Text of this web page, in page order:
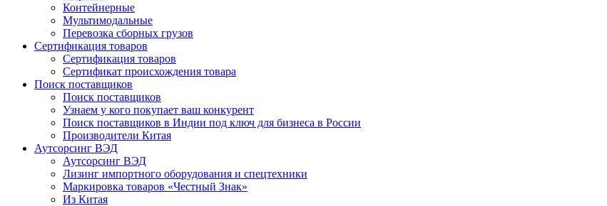
Контейнерные
Мультимодальные
Перевозка сборных грузов
Сертификация товаров
Сертификация товаров
Сертификат происхождения товара
Поиск поставщиков
Поиск поставщиков
Узнаем у кого покупает ваш конкурент
Поиск поставщиков в Индии под ключ для бизнеса в России
Производители Китая
Аутсорсинг ВЭД
Аутсорсинг ВЭД
Лизинг импортного оборудования и спецтехники
Маркировка товаров «Честный Знак»
Из Китая